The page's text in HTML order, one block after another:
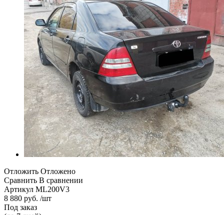
Отложить Отложено
Сравнить В сравнении
Артикул ML200V3
8 880 руб. /шт
Под заказ